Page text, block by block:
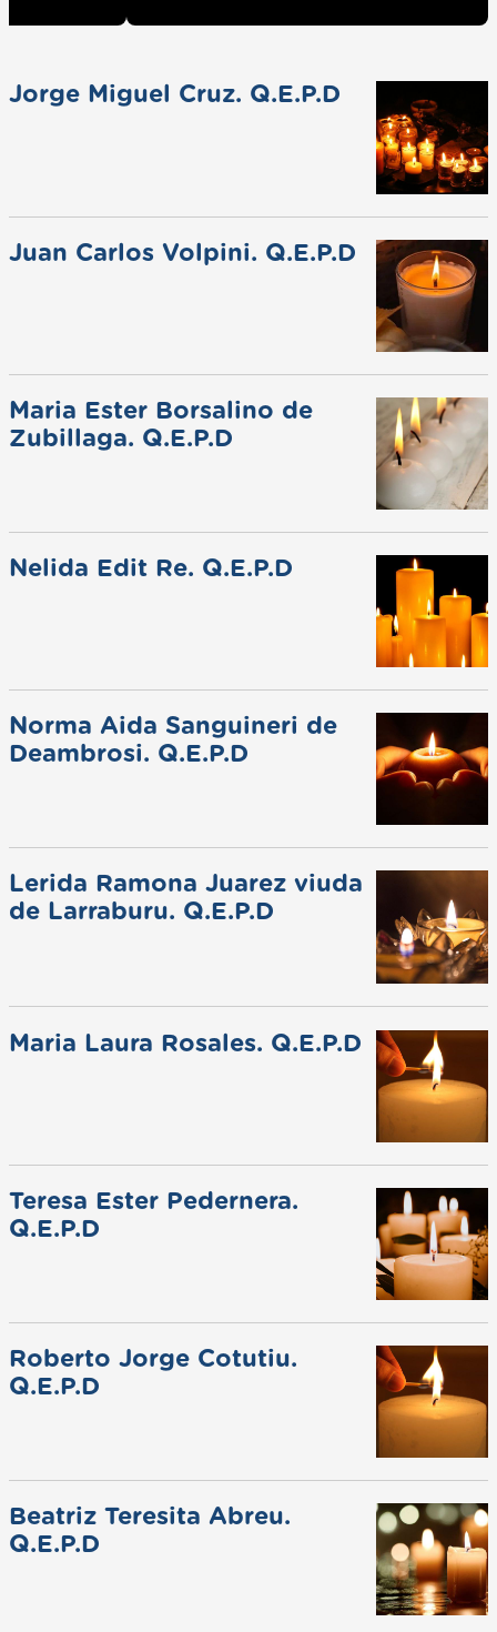
Jorge Miguel Cruz. Q.E.P.D
Juan Carlos Volpini. Q.E.P.D
Maria Ester Borsalino de
Zubillaga. Q.E.P.D
Nelida Edit Re. Q.E.P.D
Norma Aida Sanguineri de
Deambrosi. Q.E.P.D
Lerida Ramona Juarez viuda
de Larraburu. Q.E.P.D
Maria Laura Rosales. Q.E.P.D
Teresa Ester Pedernera.
Q.E.P.D
Roberto Jorge Cotutiu.
Q.E.P.D
Beatriz Teresita Abreu.
Q.E.P.D